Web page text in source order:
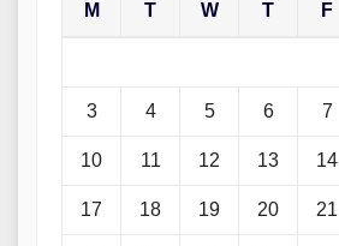
M T W T F
3 4 5 6 7
10 11 12 13 14
17 18 19 20 21